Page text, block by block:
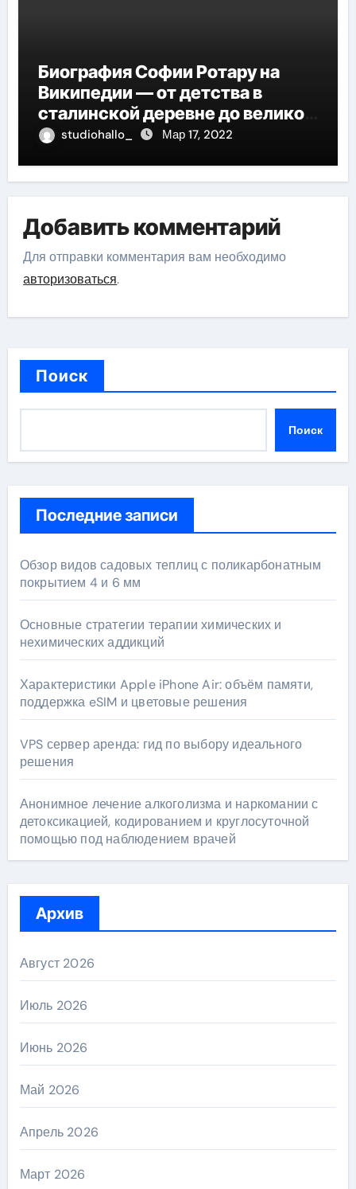
Биография Софии Ротару на
Википедии — от детства в
сталинской деревне до великой
карьеры и яркой личной жизни
studiohallo_ Мар 17, 2022
Добавить комментарий
Для отправки комментария вам необходимо
авторизоваться.
Поиск
Поиск
Последние записи
Обзор видов садовых теплиц с поликарбонатным
покрытием 4 и 6 мм
Основные стратегии терапии химических и
нехимических аддикций
Характеристики Apple iPhone Air: объём памяти,
поддержка eSIM и цветовые решения
VPS сервер аренда: гид по выбору идеального
решения
Анонимное лечение алкоголизма и наркомании с
детоксикацией, кодированием и круглосуточной
помощью под наблюдением врачей
Архив
Август 2026
Июль 2026
Июнь 2026
Май 2026
Апрель 2026
Март 2026